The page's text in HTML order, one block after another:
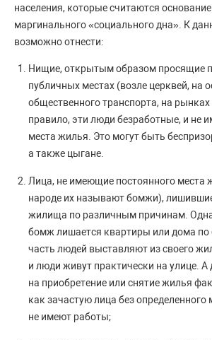
населения, которые считаются
маргинального «социального дна». К
возможно отнести:
Нищие, открытым образом просящие
публичных местах (возле церквей, на
общественного транспорта, на рынках
правило, эти люди безработные, и не
места жилья. Это могут быть
а также цыгане.
Лица, не имеющие постоянного места
народе их называют бомжи),
жилища по различным причинам.
бомж лишается квартиры или дома по
часть людей выставляют из своего
и люди живут практически на улице. А
на приобретение или снятие жилья
как зачастую лица без определенного
не имеют работы;